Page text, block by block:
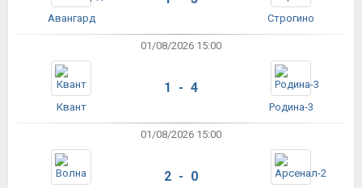
Авангард Строгино
01/08/2026 15:00
Квант
1 - 4
Родина-3
01/08/2026 15:00
2 - 0